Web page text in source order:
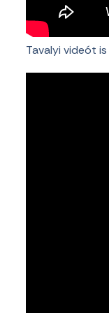
Tavalyi videót